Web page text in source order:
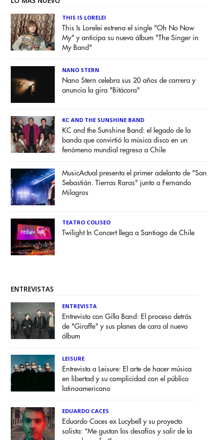
THIS IS LORELEI
This Is Lorelei estrena el single "Oh No Now
My" y anticipa su nuevo álbum "The Singer in
My Band"
NANO STERN
Nano Stern celebra sus 20 años de carrera y
anuncia la gira "Bitácora"
KC AND THE SUNSHINE BAND
KC and the Sunshine Band: el legado de la
banda que convirtió la música disco en un
fenómeno mundial regresa a Chile
MusicActual presenta el primer adelanto de "San
Sebastián. Tierras Raras" junto a Fernando
Milagros
TEATRO COLISEO
Twilight In Concert llega a Santiago de Chile
ENTREVISTAS
ENTREVISTA
Entrevista con Gilla Band: El proceso detrás
de "Giraffe" y sus planes de cara al nuevo
álbum
LEISURE
Entrevista a Leisure: El arte de hacer música
en libertad y su complicidad con el público
latinoamericano
EDUARDO CACES
Eduardo Caces ex Lucybell y su proyecto
solista: “Me gustan los desafíos y salir de la